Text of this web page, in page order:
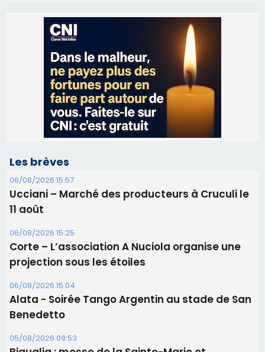
Les brèves
06/08/2026 15:57
11 août
06/08/2026 15:25
projection sous les étoiles
06/08/2026 15:04
Benedetto